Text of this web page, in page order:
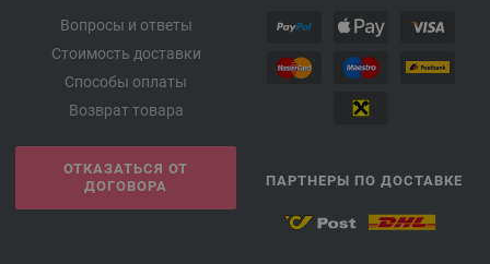
Вопросы и ответы
Стоимость доставки
Способы оплаты
Возврат товара
ОТКАЗАТЬСЯ ОТ
ДОГОВОРА
ПАРТНЕРЫ ПО ДОСТАВКЕ